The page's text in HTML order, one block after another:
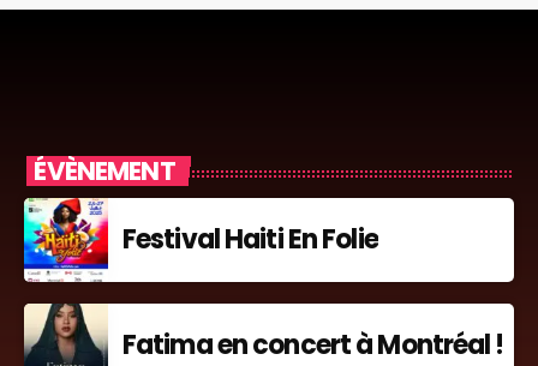
ÉVÈNEMENT
Festival Haiti En Folie
Fatima en concert à Montréal !